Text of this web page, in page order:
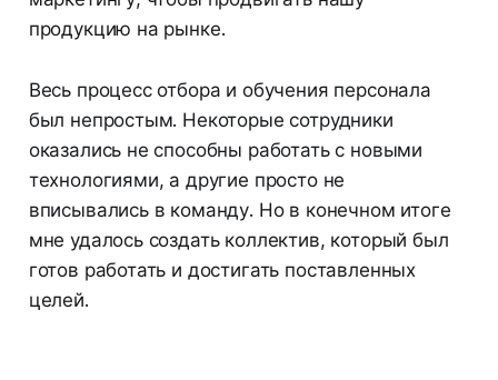
продукцию на рынке.
Весь процесс отбора и обучения персонала
был непростым. Некоторые сотрудники
оказались не способны работать с новыми
технологиями, а другие просто не
вписывались в команду. Но в конечном итоге
мне удалось создать коллектив, который был
готов работать и достигать поставленных
целей.